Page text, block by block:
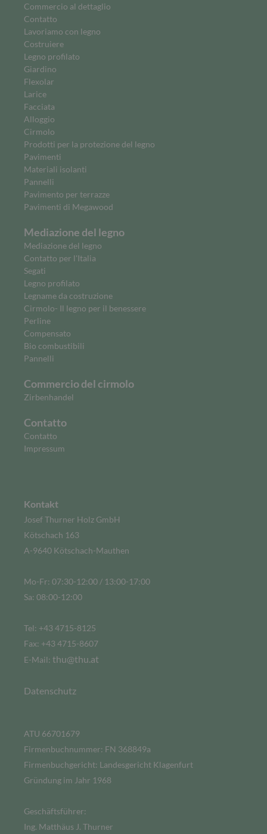
Commercio al dettaglio
Contatto
Lavoriamo con legno
Costruiere
Legno profilato
Giardino
Flexolar
Larice
Facciata
Alloggio
Cirmolo
Prodotti per la protezione del legno
Pavimenti
Materiali isolanti
Pannelli
Pavimento per terrazze
Pavimenti di Megawood
Mediazione del legno
Mediazione del legno
Contatto per l'Italia
Segati
Legno profilato
Legname da costruzione
Cirmolo- Il legno per il benessere
Perline
Compensato
Bio combustibili
Pannelli
Commercio del cirmolo
Zirbenhandel
Contatto
Contatto
Impressum
Kontakt
Josef Thurner Holz GmbH
Kötschach 163
A-9640 Kötschach-Mauthen
Mo-Fr: 07:30-12:00 / 13:00-17:00
Sa: 08:00-12:00
Tel: +43 4715-8125
Fax: +43 4715-8607
E-Mail: thu@thu.at
Datenschutz
ATU 66701679
Firmenbuchnummer: FN 368849a
Firmenbuchgericht: Landesgericht Klagenfurt
Gründung im Jahr 1968
Geschäftsführer:
Ing. Matthäus J. Thurner